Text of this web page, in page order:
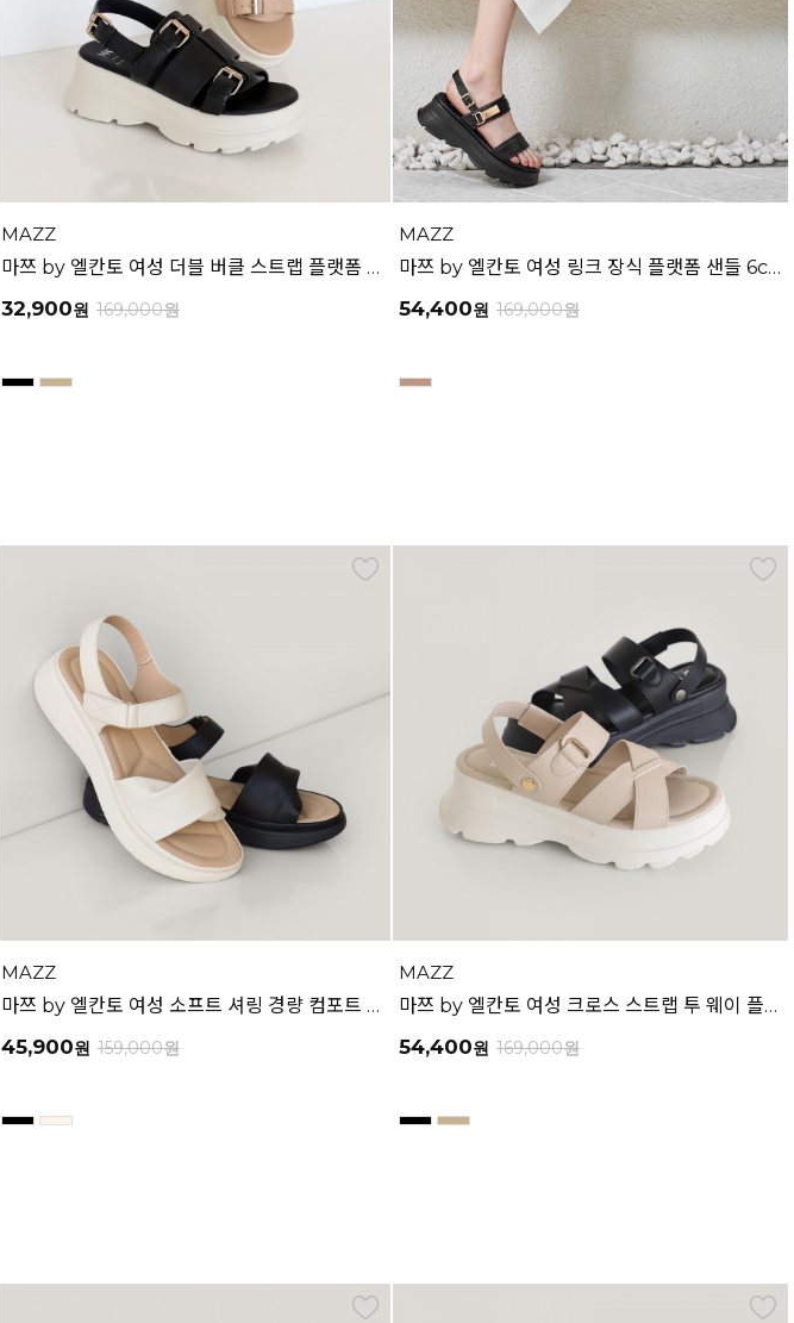
MAZZ
마쯔 by 엘칸토 여성 더블 버클 스트랩 플랫폼 샌들 6cm LCWW34M626
32,900원 169,000원
MAZZ
마쯔 by 엘칸토 여성 링크 장식 플랫폼 샌들 6cm LCWW50M626
54,400원 169,000원
MAZZ
마쯔 by 엘칸토 여성 소프트 셔링 경량 컴포트 샌들 3.5cm LCWW12M626
45,900원 159,000원
MAZZ
마쯔 by 엘칸토 여성 크로스 스트랩 투 웨이 플랫폼 샌들 6cm LCWW14M626
54,400원 169,000원